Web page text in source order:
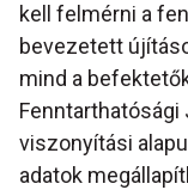
kell felmérni a
bevezetett
mind a
viszonyítási
adatok